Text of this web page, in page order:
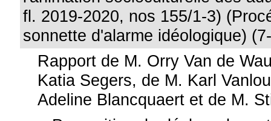
fl. 2019-2020, nos 155/1-3)
sonnette d'alarme idéologique)
Rapport de M. Orry Van de
Katia Segers, de M. Karl
Adeline Blancquaert et de M.